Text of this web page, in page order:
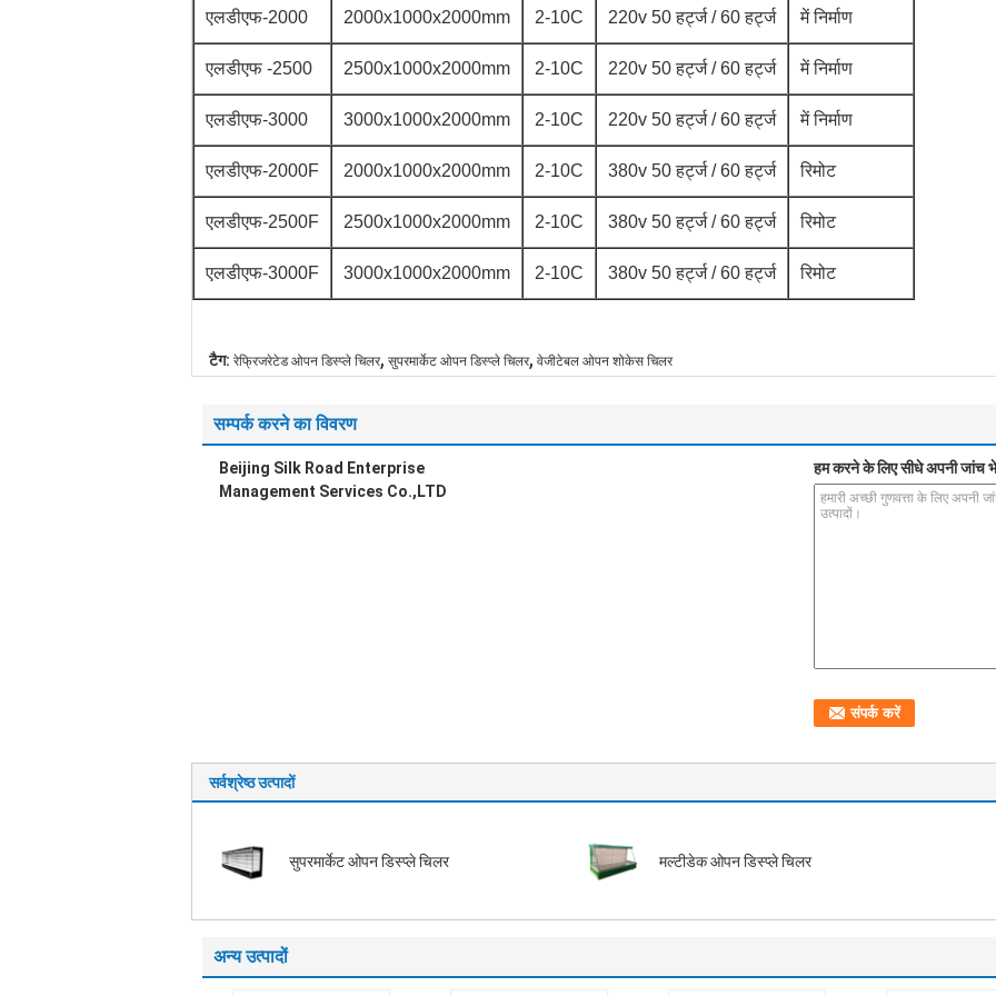
एलडीएफ-2000 2000x1000x2000mm 2-10C 220v 50 हर्ट्ज / 60 हर्ट्ज में निर्माण
एलडीएफ -2500 2500x1000x2000mm 2-10C 220v 50 हर्ट्ज / 60 हर्ट्ज में निर्माण
एलडीएफ-3000 3000x1000x2000mm 2-10C 220v 50 हर्ट्ज / 60 हर्ट्ज में निर्माण
एलडीएफ-2000F 2000x1000x2000mm 2-10C 380v 50 हर्ट्ज / 60 हर्ट्ज रिमोट
एलडीएफ-2500F 2500x1000x2000mm 2-10C 380v 50 हर्ट्ज / 60 हर्ट्ज रिमोट
एलडीएफ-3000F 3000x1000x2000mm 2-10C 380v 50 हर्ट्ज / 60 हर्ट्ज रिमोट
टैग: रेफ्रिजरेटेड ओपन डिस्प्ले चिलर, सुपरमार्केट ओपन डिस्प्ले चिलर, वेजीटेबल ओपन शोकेस चिलर
सम्पर्क करने का विवरण
Beijing Silk Road Enterprise
Management Services Co.,LTD
हम करने के लिए सीधे अपनी जांच
सर्वश्रेष्ठ उत्पादों
सुपरमार्केट ओपन डिस्प्ले चिलर मल्टीडेक ओपन डिस्प्ले चिलर
अन्य उत्पादों